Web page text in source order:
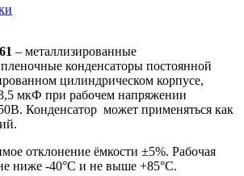
– металлизированные
конденсаторы постоянной
цилиндрическом корпусе,
мкФ при рабочем напряжении
Конденсатор может применяться как
отклонение ёмкости ±5%. Рабочая
ниже -40°С и не выше +85°С.